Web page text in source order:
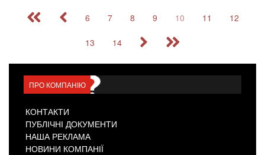
6 7 8 9 10 11 12
13 14
ПРО КОМПАНІЮ
КОНТАКТИ
ПУБЛІЧНІ ДОКУМЕНТИ
НАША РЕКЛАМА
НОВИНИ КОМПАНІЇ